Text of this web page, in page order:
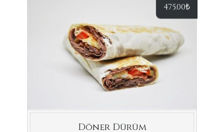
475.00₺
Döner Dürüm